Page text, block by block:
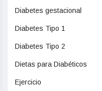
Diabetes gestacional
Diabetes Tipo 1
Diabetes Tipo 2
Dietas para Diabéticos
Ejercicio